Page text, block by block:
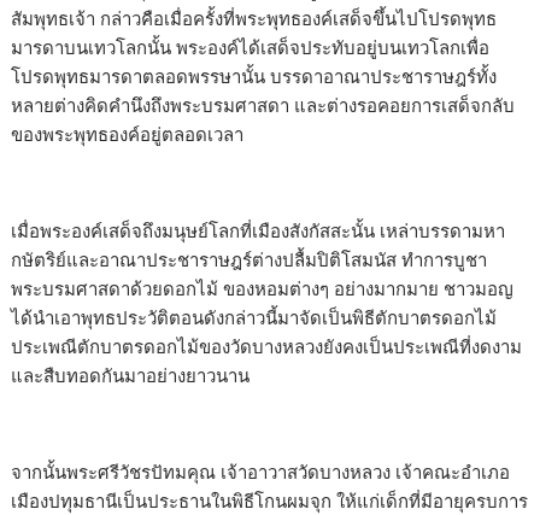
สัมพุทธเจ้า กล่าวคือเมื่อครั้งที่พระพุทธองค์เสด็จขึ้นไปโปรดพุทธ
มารดาบนเทวโลกนั้น พระองค์ได้เสด็จประทับอยู่บนเทวโลกเพื่อ
โปรดพุทธมารดาตลอดพรรษานั้น บรรดาอาณาประชาราษฎร์ทั้ง
หลายต่างคิดคำนึงถึงพระบรมศาสดา และต่างรอคอยการเสด็จกลับ
ของพระพุทธองค์อยู่ตลอดเวลา
เมื่อพระองค์เสด็จถึงมนุษย์โลกที่เมืองสังกัสสะนั้น เหล่าบรรดามหา
กษัตริย์และอาณาประชาราษฎร์ต่างปลื้มปิติโสมนัส ทำการบูชา
พระบรมศาสดาด้วยดอกไม้ ของหอมต่างๆ อย่างมากมาย ชาวมอญ
ได้นำเอาพุทธประวัติตอนดังกล่าวนี้มาจัดเป็นพิธีตักบาตรดอกไม้
ประเพณีตักบาตรดอกไม้ของวัดบางหลวงยังคงเป็นประเพณีที่งดงาม
และสืบทอดกันมาอย่างยาวนาน
จากนั้นพระศรีวัชรปัทมคุณ เจ้าอาวาสวัดบางหลวง เจ้าคณะอำเภอ
เมืองปทุมธานีเป็นประธานในพิธีโกนผมจุก ให้แก่เด็กที่มีอายุครบการ